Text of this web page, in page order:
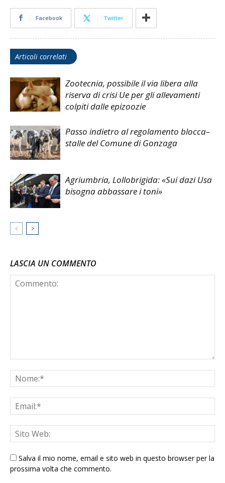
Facebook Twitter
Articoli correlati
Zootecnia, possibile il via libera alla
riserva di crisi Ue per gli allevamenti
colpiti dalle epizoozie
Passo indietro al regolamento blocca–
stalle del Comune di Gonzaga
Agriumbria, Lollobrigida: «Sui dazi Usa
bisogna abbassare i toni»
LASCIA UN COMMENTO
Salva il mio nome, email e sito web in questo browser per la
prossima volta che commento.